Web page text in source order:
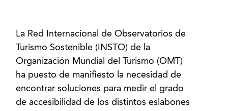
La Red Internacional de Observatorios de
Turismo Sostenible (INSTO) de la
Organización Mundial del Turismo (OMT)
ha puesto de manifiesto la necesidad de
encontrar soluciones para medir el grado
de accesibilidad de los distintos eslabones